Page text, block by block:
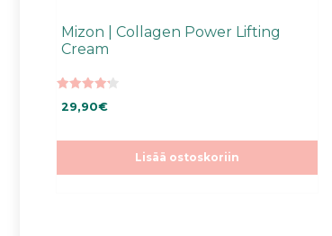
Mizon | Collagen Power Lifting
Cream
5:stä
29,90€
Lisää ostoskoriin